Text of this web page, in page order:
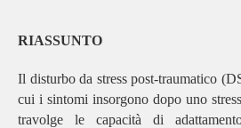
RIASSUNTO
Il disturbo da stress post-traumatico
cui i sintomi insorgono dopo uno
travolge le capacità di